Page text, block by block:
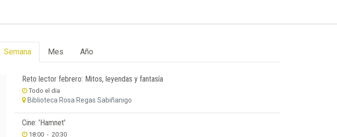
Semana Mes Año
Reto lector febrero: Mitos, leyendas y fantasía
Todo el dia
Biblioteca Rosa Regas Sabiñanigo
Cine: 'Hamnet'
18:00 - 20:30